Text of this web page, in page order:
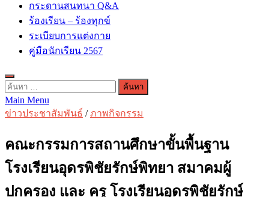
กระดานสนทนา Q&A
ร้องเรียน – ร้องทุกข์
ระเบียบการแต่งกาย
คู่มือนักเรียน 2567
ค้นหา
สำหรับ:
Main Menu
ข่าวประชาสัมพันธ์ /ภาพกิจกรรม
คณะกรรมการสถานศึกษาขั้นพื้นฐาน
โรงเรียนอุดรพิชัยรักษ์พิทยา สมาคมผู้
ปกครอง และ ครู โรงเรียนอุดรพิชัยรักษ์